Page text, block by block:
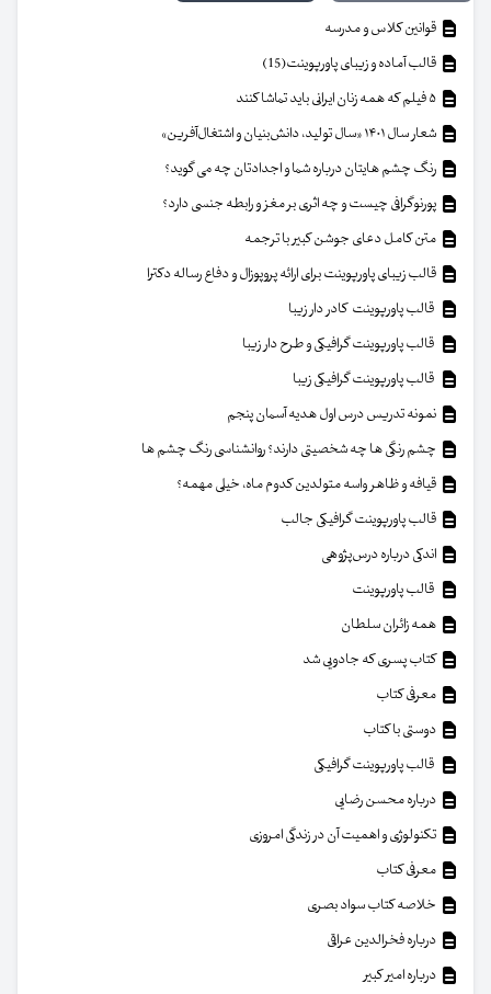
قوانین کلاس و مدرسه
قالب آماده و زیبای پاورپوینت(15)
شعار سال ۱۴۰۱ «سال تولید، دانش‌بنیان و اشتغال‌آفرین»
رنگ چشم هایتان درباره شما و اجدادتان چه می گوید؟
پورنوگرافی چیست و چه اثری بر مغز و رابطه جنسی دارد؟
متن کامل دعای جوشن کبیر با ترجمه
قالب زیبای پاورپوینت برای ارائه پروپوزال و دفاع رساله دکترا
قالب پاورپوینت کادر دار زیبا
قالب پاورپوینت گرافیکی و طرح دار زیبا
قالب پاورپوینت گرافیکی زیبا
نمونه تدریس درس اول هدیه آسمان پنجم
چشم رنگی ها چه شخصیتی دارند؟ روانشناسی رنگ چشم ها
قیافه و ظاهر واسه متولدین کدوم ماه، خیلی مهمه؟
قالب پاورپوینت گرافیکی جالب
اندکی درباره درس‌پژوهی
قالب پاورپوینت
همه زائران سلطان
کتاب پسری که جادویی شد
معرفی کتاب
دوستی با کتاب
قالب پاورپوینت گرافیکی
درباره محسن رضایی
تکنولوژی و اهمیت آن در زندگی امروزی
معرفی کتاب
خلاصه کتاب سواد بصری
درباره فخرالدین عراقی
درباره امیر کبیر